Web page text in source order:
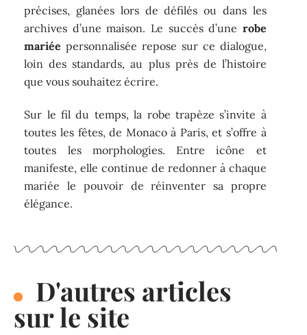
précises, glanées lors de défilés ou dans les
archives d’une maison. Le succès d’une robe
mariée personnalisée repose sur ce dialogue,
loin des standards, au plus près de l’histoire
que vous souhaitez écrire.
Sur le fil du temps, la robe trapèze s’invite à
toutes les fêtes, de Monaco à Paris, et s’offre à
toutes les morphologies. Entre icône et
manifeste, elle continue de redonner à chaque
mariée le pouvoir de réinventer sa propre
élégance.
D'autres articles
sur le site